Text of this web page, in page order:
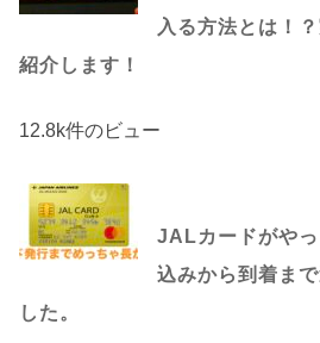
入る方法とは！
紹介します！
12.8k件のビュー
JALカードがや
込みから到着ま
した。